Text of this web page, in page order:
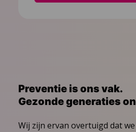
Preventie is ons vak.
Gezonde generaties
Wij zijn ervan overtuigd dat